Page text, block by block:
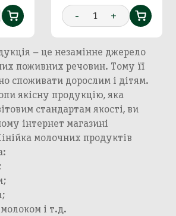
- 1 +
– це незамінне джерело
поживних речовин. Тому її
споживати дорослим і дітям.
якісну продукцію, яка
стандартам якості, ви
інтернет магазині
молочних продуктів
і т.д.